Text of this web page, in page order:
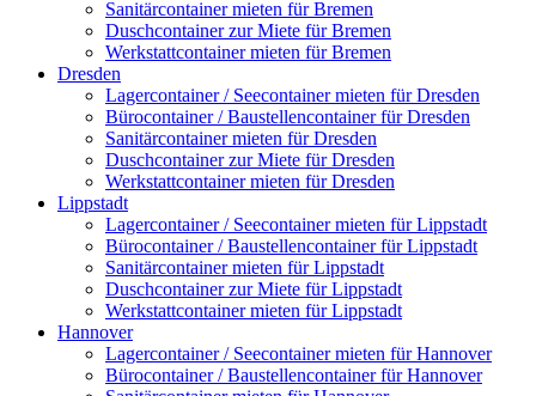
Sanitärcontainer mieten für Bremen
Duschcontainer zur Miete für Bremen
Werkstattcontainer mieten für Bremen
Dresden
Lagercontainer / Seecontainer mieten für Dresden
Bürocontainer / Baustellencontainer für Dresden
Sanitärcontainer mieten für Dresden
Duschcontainer zur Miete für Dresden
Werkstattcontainer mieten für Dresden
Lippstadt
Lagercontainer / Seecontainer mieten für Lippstadt
Bürocontainer / Baustellencontainer für Lippstadt
Sanitärcontainer mieten für Lippstadt
Duschcontainer zur Miete für Lippstadt
Werkstattcontainer mieten für Lippstadt
Hannover
Lagercontainer / Seecontainer mieten für Hannover
Bürocontainer / Baustellencontainer für Hannover